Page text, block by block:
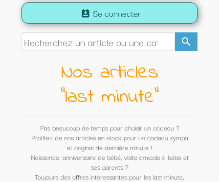
search
perm_contact_calendar Se connecter
Nos articles
"last minute"
Pas beaucoup de temps pour choisir un cadeau ?
Profitez de nos articles en stock pour un cadeau sympa
et original de dernière minute !
Naissance, anniversaire de bébé, visite amicale à bébé et
ses parents ?
Toujours des offres intéressantes pour les last minute,